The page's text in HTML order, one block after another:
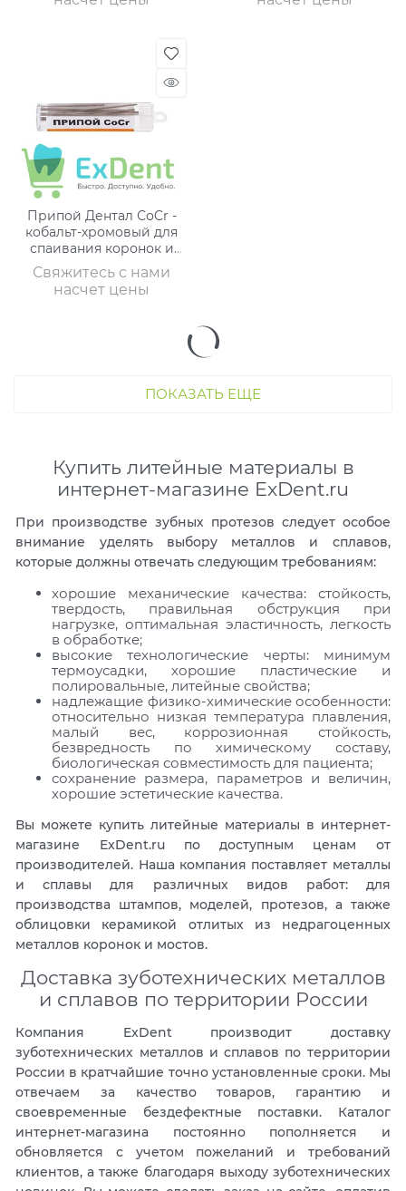
Припой Дентал СоCr -
кобальт-хромовый для
спаивания коронок и
Свяжитесь с нами
насчет цены
ПОКАЗАТЬ ЕЩЕ
Купить литейные материалы в
интернет-магазине ExDent.ru
При производстве зубных протезов следует особое
внимание уделять выбору металлов и сплавов,
которые должны отвечать следующим требованиям:
хорошие механические качества: стойкость,
твердость, правильная обструкция при
нагрузке, оптимальная эластичность, легкость
в обработке;
высокие технологические черты: минимум
термоусадки, хорошие пластические и
полировальные, литейные свойства;
надлежащие физико-химические особенности:
относительно низкая температура плавления,
малый вес, коррозионная стойкость,
безвредность по химическому составу,
биологическая совместимость для пациента;
сохранение размера, параметров и величин,
хорошие эстетические качества.
Вы можете купить литейные материалы в интернет-
магазине ExDent.ru по доступным ценам от
производителей. Наша компания поставляет металлы
и сплавы для различных видов работ: для
производства штампов, моделей, протезов, а также
облицовки керамикой отлитых из недрагоценных
металлов коронок и мостов.
Доставка зуботехнических металлов
и сплавов по территории России
Компания ExDent производит доставку
зуботехнических металлов и сплавов по территории
России в кратчайшие точно установленные сроки. Мы
отвечаем за качество товаров, гарантию и
своевременные бездефектные поставки. Каталог
интернет-магазина постоянно пополняется и
обновляется с учетом пожеланий и требований
клиентов, а также благодаря выходу зуботехнических